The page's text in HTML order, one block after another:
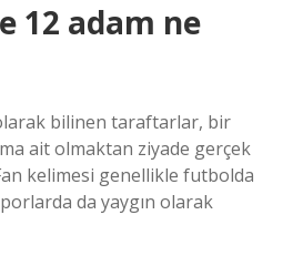
12 adam ne
bilinen taraftarlar, bir
ait olmaktan ziyade gerçek
kelimesi genellikle futbolda
da yaygın olarak